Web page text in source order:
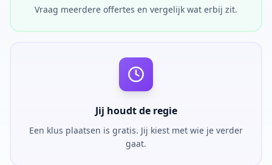
Vraag meerdere offertes en vergelijk wat erbij zit.
Jij houdt de regie
Een klus plaatsen is gratis. Jij kiest met wie je verder
gaat.